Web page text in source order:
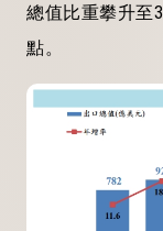
總值比重攀升至
點。